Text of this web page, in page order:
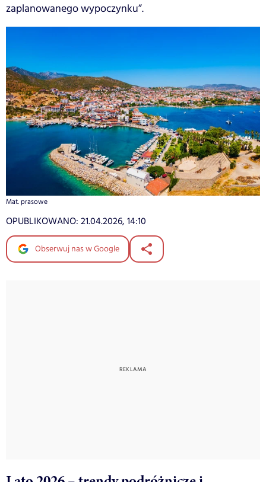
zaplanowanego wypoczynku”.
Mat. prasowe
OPUBLIKOWANO: 21.04.2026, 14:10
Obserwuj nas w Google